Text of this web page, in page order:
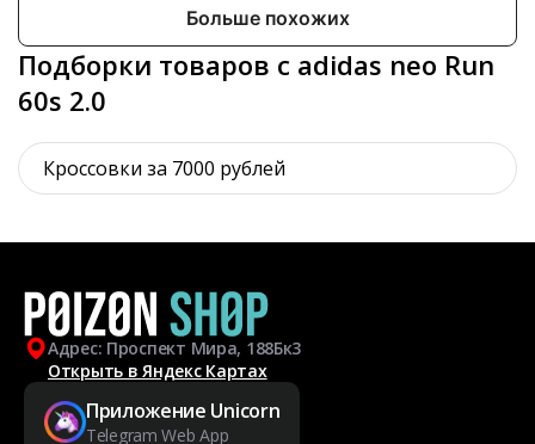
Больше похожих
Подборки товаров с adidas neo Run
60s 2.0
Кроссовки за 7000 рублей
Адрес: Проспект Мира, 188Бк3
Открыть в Яндекс Картах
Приложение Unicorn
Telegram Web App